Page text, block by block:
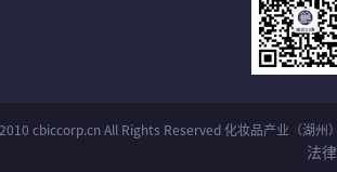
cbiccorp.cn All Rights Reserved 化妆品产业（湖州
法